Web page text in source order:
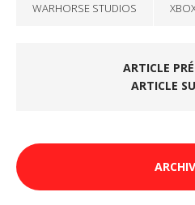
WARHORSE STUDIOS
ARTICLE
ARTICLE